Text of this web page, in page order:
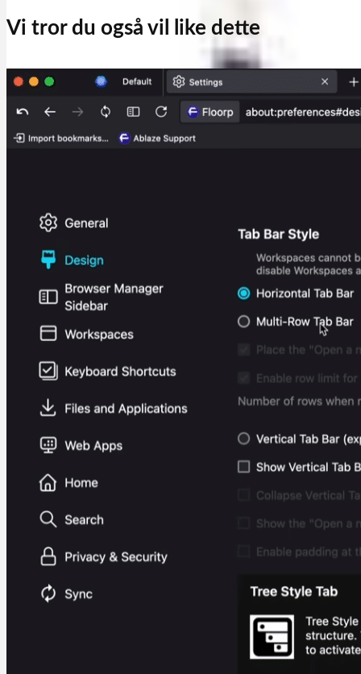
Systemverktøy
Paragon Drive Copy Pro
11
Martin Jørgensen
september 25, 2025
Vi tror du også vil like dette